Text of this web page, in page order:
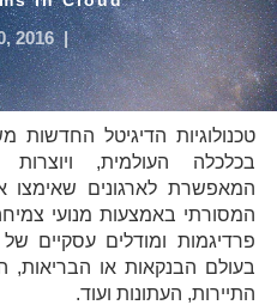
|
2016
טכנולוגיות הדיגיטל
בכלכלה העולמית,
המאפשרת לארגונים שאימצו
המסורתי באמצעות מנועי
פרדיגמות ומודלים עסקיים
בעולם הבנקאות או הבריאות,
התיירות, העתונות ועוד.